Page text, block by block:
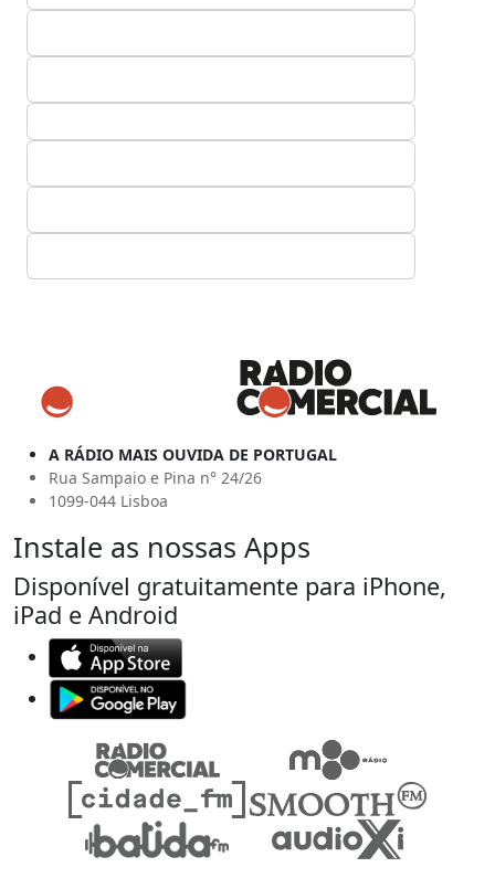
A RÁDIO MAIS OUVIDA DE PORTUGAL
Rua Sampaio e Pina n° 24/26
1099-044 Lisboa
Instale as nossas Apps
Disponível gratuitamente para iPhone,
iPad e Android